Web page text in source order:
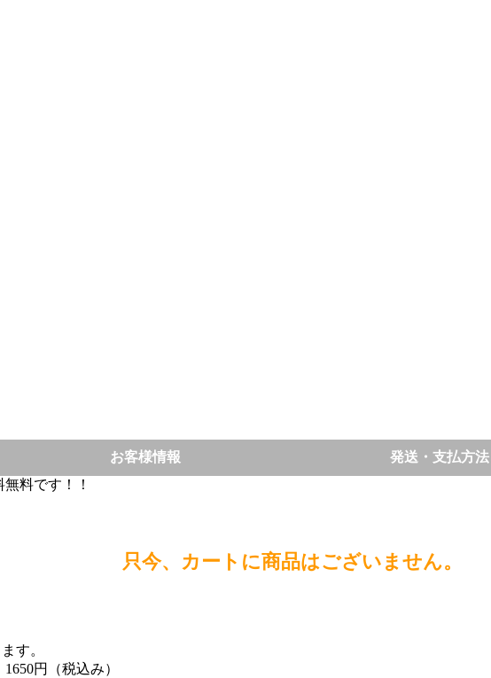
お客様情報
発送・支払方法
無料です！！
只今、カートに商品はございません。
す。
円（税込み）